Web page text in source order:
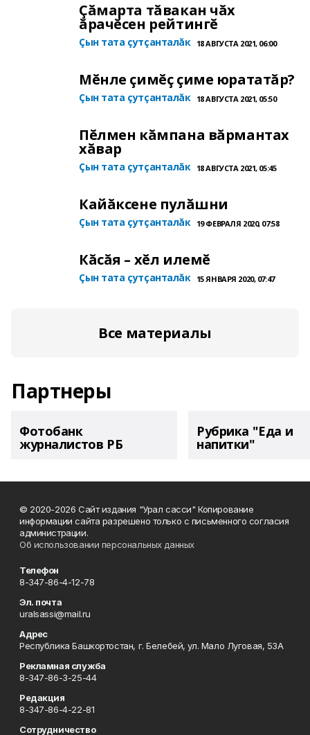
Çăмарта тăвакан чăх
ăрачĕсен рейтингĕ
Çын тата çутçанталăк 18 АВГУСТА 2021, 06:00
Мĕнле çимĕç çиме юрататăр?
Çын тата çутçанталăк 18 АВГУСТА 2021, 05:50
Пĕлмен кăмпана вăрмантах
хăвар
Çын тата çутçанталăк 18 АВГУСТА 2021, 05:45
Кайăксене пулăшни
Çын тата çутçанталăк 19 ФЕВРАЛЯ 2020, 07:58
Кăсăя – хĕл илемĕ
Çын тата çутçанталăк 15 ЯНВАРЯ 2020, 07:47
Все материалы
Партнеры
Фотобанк
журналистов РБ
Рубрика "Еда и
напитки"
© 2020-2026 Сайт издания "Урал сасси" Копирование
информации сайта разрешено только с письменного согласия
администрации.
Об использовании персональных данных
Телефон
8-347-86-4-12-78
Эл. почта
uralsassi@mail.ru
Адрес
Республика Башкортостан, г. Белебей, ул. Мало Луговая, 53А
Рекламная служба
8-347-86-3-25-44
Редакция
8-347-86-4-22-81
Сотрудничество